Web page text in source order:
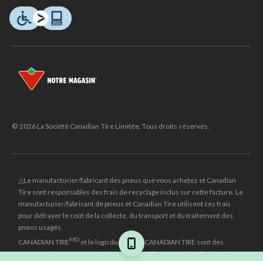
© 2026 La Société Canadian Tire Limitée. Tous droits réservés.
△Le manufacturier/fabricant des pneus que vous achetez et Canadian
Tire sont responsables des frais de recyclage inclus sur cette facture. Le
manufacturier/fabricant de pneus et Canadian Tire utilisent ces frais
pour défrayer le coût de la collecte, du transport et du traitement des
pneus usagés.
CANADIAN TIREMD et le logo du triangle CANADIAN TIRE sont des
marques de commerce déposées de la Société Canadian Tire Limitée.